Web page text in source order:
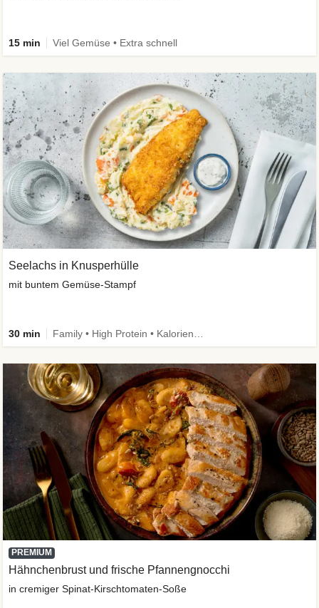
15 min Viel Gemüse • Extra schnell
Seelachs in Knusperhülle
mit buntem Gemüse-Stampf
30 min
PREMIUM
Hähnchenbrust und frische Pfannengnocchi
in cremiger Spinat-Kirschtomaten-Soße